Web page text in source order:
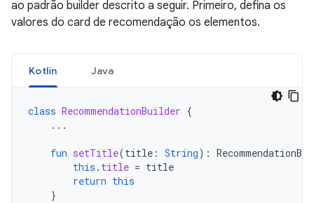
ao padrão builder descrito a seguir. Primeiro, defina os
valores do card de recomendação os elementos.
Kotlin Java
class RecommendationBuilder {
...
fun setTitle(title : String):
this . title = title
return this
}